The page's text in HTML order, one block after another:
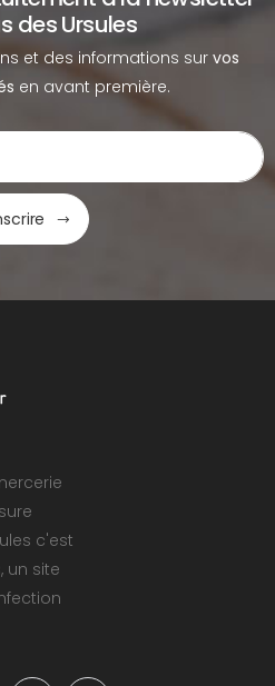
des Ursules
et des informations sur vos
en avant première.
c'est
un site